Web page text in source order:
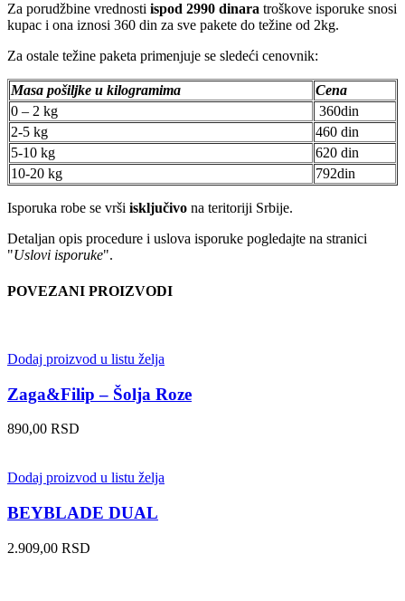
Za porudžbine vrednosti ispod 2990 dinara troškove isporuke snosi
kupac i ona iznosi 360 din za sve pakete do težine od 2kg.
Za ostale težine paketa primenjuje se sledeći cenovnik:
Masa pošiljke u kilogramima
Cena
0 – 2 kg
360din
2-5 kg
460 din
5-10 kg
620 din
10-20 kg
792din
Isporuka robe se vrši isključivo na teritoriji Srbije.
Detaljan opis procedure i uslova isporuke pogledajte na stranici
"Uslovi isporuke".
POVEZANI PROIZVODI
Dodaj proizvod u listu želja
Zaga&Filip – Šolja Roze
890,00 RSD
Dodaj proizvod u listu želja
BEYBLADE DUAL
2.909,00 RSD